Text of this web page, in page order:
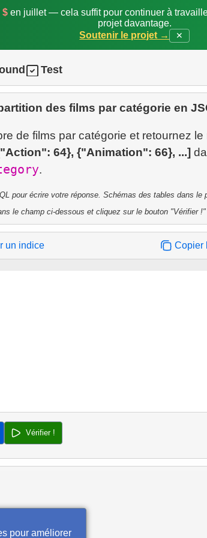
$en juillet — cela suffit pour continuer à
projet davantage.
Soutenir le projet →
✕
Test
des films par catégorie en
de films par catégorie et retournez
64}, {"Animation": 66}, ...]
pour écrire votre réponse. Schémas des tables dans le
le champ ci-dessous et cliquez sur le bouton "Vérifier !"
un indice Copier
Vérifier !
pour améliorer